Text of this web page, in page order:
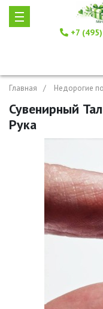
+7
Главная Недорогие
Сувенирный
Рука